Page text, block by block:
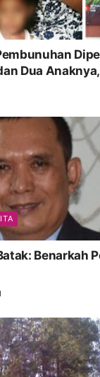
Dua
Benarkah